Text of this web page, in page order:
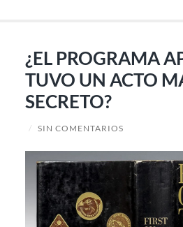
¿EL PROGRAMA
TUVO UN ACTO
SECRETO?
/ SIN COMENTARIOS